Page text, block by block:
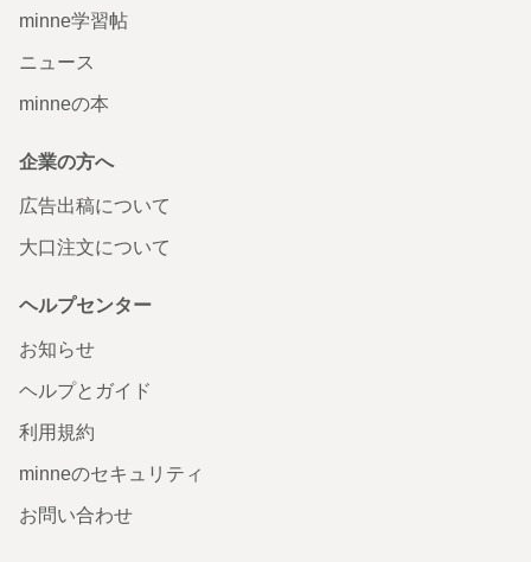
minne学習帖
ニュース
minneの本
企業の方へ
広告出稿について
大口注文について
ヘルプセンター
お知らせ
ヘルプとガイド
利用規約
minneのセキュリティ
お問い合わせ